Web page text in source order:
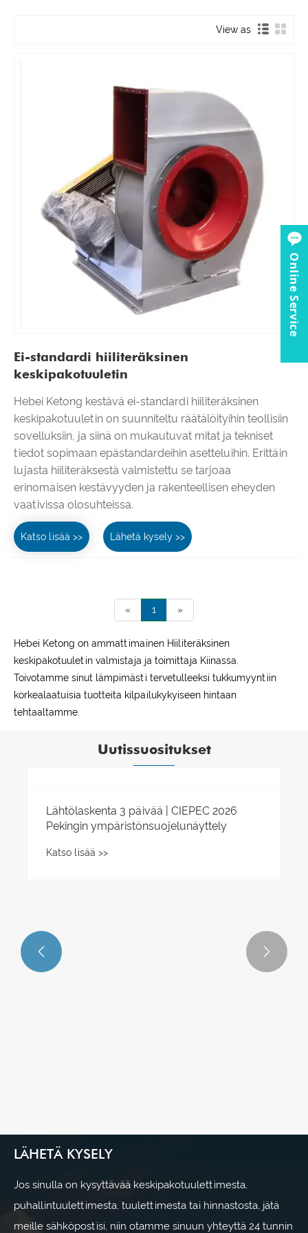
View as
Ei-standardi hiiliteräksinen
keskipakotuuletin
Hebei Ketong kestävä ei-standardi hiiliteräksinen
keskipakotuuletin on suunniteltu räätälöityihin teollisiin
sovelluksiin, ja siinä on mukautuvat mitat ja tekniset
tiedot sopimaan epästandardeihin asetteluihin. Erittäin
lujasta hiiliteräksestä valmistettu se tarjoaa
erinomaisen kestävyyden ja rakenteellisen eheyden
vaativissa olosuhteissa.
Katso lisää >> Lähetä kysely >>
« 1 »
Hebei Ketong on ammattimainen Hiiliteräksinen
keskipakotuuletin valmistaja ja toimittaja Kiinassa.
Toivotamme sinut lämpimästi tervetulleeksi tukkumyyntiin
korkealaatuisia tuotteita kilpailukykyiseen hintaan
tehtaaltamme.
Uutissuositukset
 
LÄHETÄ KYSELY
Jos sinulla on kysyttävää keskipakotuulettimesta,
puhallintuulettimesta, tuulettimesta tai hinnastosta, jätä
meille sähköpostisi, niin otamme sinuun yhteyttä 24 tunnin
Online Service